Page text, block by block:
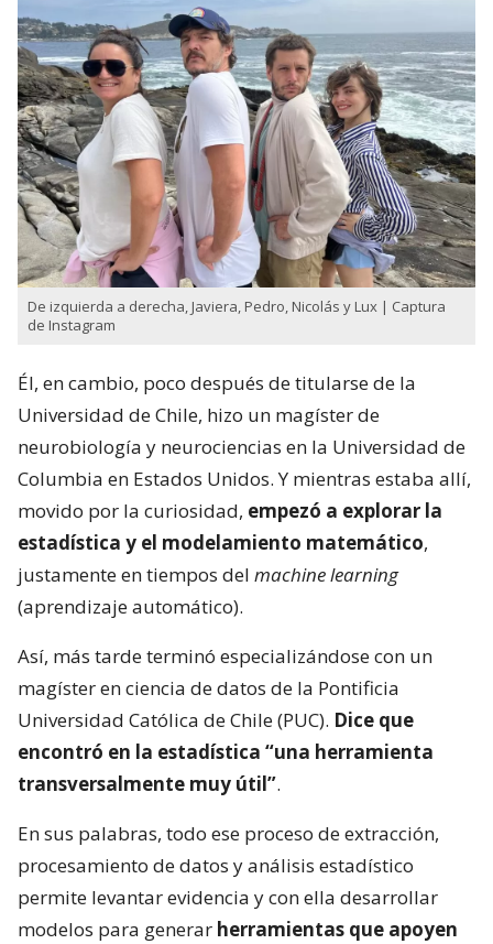
De izquierda a derecha, Javiera, Pedro, Nicolás y Lux | Captura
de Instagram
Él, en cambio, poco después de titularse de la
Universidad de Chile, hizo un magíster de
neurobiología y neurociencias en la Universidad de
Columbia en Estados Unidos. Y mientras estaba allí,
movido por la curiosidad, empezó a explorar la
estadística y el modelamiento matemático,
justamente en tiempos del machine learning
(aprendizaje automático).
Así, más tarde terminó especializándose con un
magíster en ciencia de datos de la Pontificia
Universidad Católica de Chile (PUC). Dice que
encontró en la estadística “una herramienta
transversalmente muy útil”.
En sus palabras, todo ese proceso de extracción,
procesamiento de datos y análisis estadístico
permite levantar evidencia y con ella desarrollar
modelos para generar herramientas que apoyen